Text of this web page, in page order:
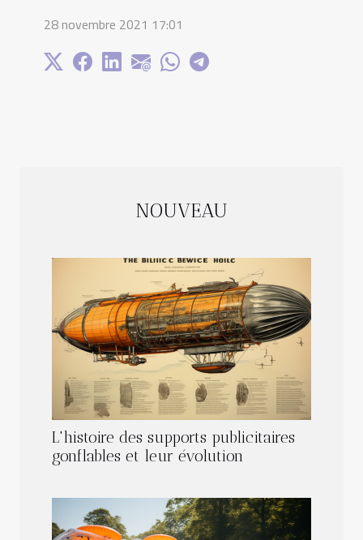
28 novembre 2021 17:01
NOUVEAU
L'histoire des supports publicitaires
gonflables et leur évolution